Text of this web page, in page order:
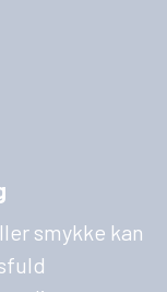
smykke kan